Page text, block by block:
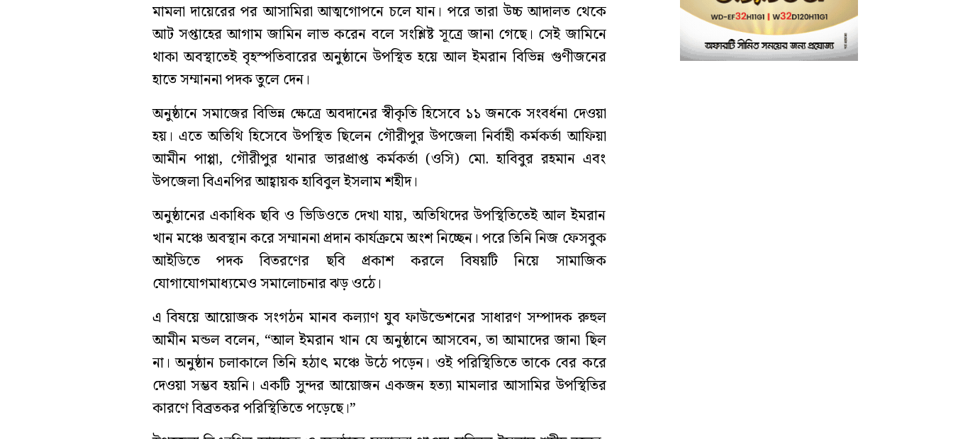
মামলা দায়েরের পর আসামিরা আত্মগোপনে চলে যান। পরে তারা উচ্চ আদালত থেকে
আট সপ্তাহের আগাম জামিন লাভ করেন বলে সংশ্লিষ্ট সূত্রে জানা গেছে। সেই জামিনে
থাকা অবস্থাতেই বৃহস্পতিবারের অনুষ্ঠানে উপস্থিত হয়ে আল ইমরান বিভিন্ন গুণীজনের
হাতে সম্মাননা পদক তুলে দেন।
অনুষ্ঠানে সমাজের বিভিন্ন ক্ষেত্রে অবদানের স্বীকৃতি হিসেবে ১১ জনকে সংবর্ধনা দেওয়া
হয়। এতে অতিথি হিসেবে উপস্থিত ছিলেন গৌরীপুর উপজেলা নির্বাহী কর্মকর্তা আফিয়া
আমীন পাপ্পা, গৌরীপুর থানার ভারপ্রাপ্ত কর্মকর্তা (ওসি) মো. হাবিবুর রহমান এবং
উপজেলা বিএনপির আহ্বায়ক হাবিবুল ইসলাম শহীদ।
অনুষ্ঠানের একাধিক ছবি ও ভিডিওতে দেখা যায়, অতিথিদের উপস্থিতিতেই আল ইমরান
খান মঞ্চে অবস্থান করে সম্মাননা প্রদান কার্যক্রমে অংশ নিচ্ছেন। পরে তিনি নিজ ফেসবুক
আইডিতে পদক বিতরণের ছবি প্রকাশ করলে বিষয়টি নিয়ে সামাজিক
যোগাযোগমাধ্যমেও সমালোচনার ঝড় ওঠে।
এ বিষয়ে আয়োজক সংগঠন মানব কল্যাণ যুব ফাউন্ডেশনের সাধারণ সম্পাদক রুহুল
আমীন মন্ডল বলেন, “আল ইমরান খান যে অনুষ্ঠানে আসবেন, তা আমাদের জানা ছিল
না। অনুষ্ঠান চলাকালে তিনি হঠাৎ মঞ্চে উঠে পড়েন। ওই পরিস্থিতিতে তাকে বের করে
দেওয়া সম্ভব হয়নি। একটি সুন্দর আয়োজন একজন হত্যা মামলার আসামির উপস্থিতির
কারণে বিব্রতকর পরিস্থিতিতে পড়েছে।”
তাৎক্ষণিক খাদ্য পরীক্ষা
নিশ্চিত করবে ভ্রাম্যমাণ
পরীক্ষাগার: এস এম হুমায়ূন
৭